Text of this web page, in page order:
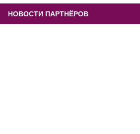
НОВОСТИ ПАРТНЁРОВ